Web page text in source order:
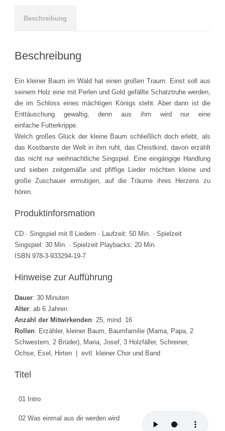
Singspiel
Röhrig
Freunde
quantity
Beschreibung
Beschreibung
Ein kleiner Baum im Wald hat einen großen Traum. Einst soll aus
seinem Holz eine mit Perlen und Gold gefällte Schatztruhe werden,
die im Schloss eines mächtigen Königs steht. Aber dann ist die
Enttäuschung gewaltig, denn aus ihm wird nur eine
einfache Futterkrippe.
Welch großes Glück der kleine Baum schließlich doch erlebt, als
das Kostbarste der Welt in ihm ruht, das Christkind, davon erzählt
das nicht nur weihnachtliche Singspiel. Eine eingängige Handlung
und sieben zeitgemäße und pfiffige Lieder möchten kleine und
große Zuschauer ermutigen, auf die Träume ihres Herzens zu
hören.
Produktinforsmation
CD · Singspiel mit 8 Liedern · Laufzeit: 50 Min. · Spielzeit
Singspiel: 30 Min. · Spielzeit Playbacks: 20 Min.
ISBN 978-3-933294-19-7
Hinweise zur Aufführung
Dauer: 30 Minuten
Alter: ab 6 Jahren
Anzahl der Mitwirkenden: 25, mind. 16
Rollen: Erzähler, kleiner Baum, Baumfamilie (Mama, Papa, 2
Schwestern, 2 Brüder), Maria, Josef, 3 Holzfäller, Schreiner,
Ochse, Esel, Hirten | evtl. kleiner Chor und Band
Titel
01 Intro
02 Was einmal aus dir werden wird